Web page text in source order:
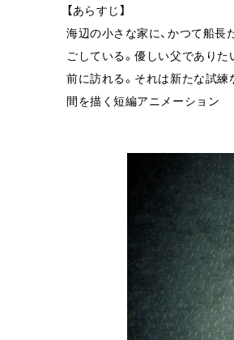
【あらすじ】
海辺の小さな家に、かつて船長
ごしている。優しい父であり
前に訪れる。それは新たな試
間を描く短編アニメーション